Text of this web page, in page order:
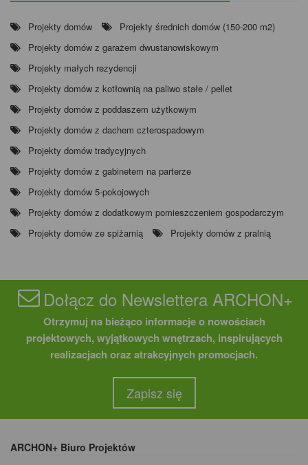
Projekty domów
Projekty średnich domów (150-200 m2)
Projekty domów z garażem dwustanowiskowym
Projekty małych rezydencji
Projekty domów z kotłownią na paliwo stałe / pellet
Projekty domów z poddaszem użytkowym
Projekty domów z dachem czterospadowym
Projekty domów tradycyjnych
Projekty domów z gabinetem na parterze
Projekty domów 5-pokojowych
Projekty domów z dodatkowym pomieszczeniem gospodarczym
Projekty domów ze spiżarnią
Projekty domów z pralnią
Dołącz do Newslettera ARCHON+
Otrzymuj na bieżąco informacje o nowościach
projektowych, wyjątkowych wnętrzach, inspirujących
realizacjach oraz atrakcyjnych promocjach.
Zapisz się
ARCHON+ Biuro Projektów